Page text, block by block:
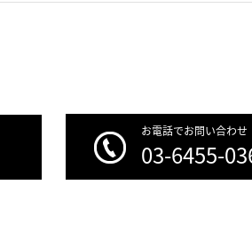
お電話でお問い合わせ
03-6455-